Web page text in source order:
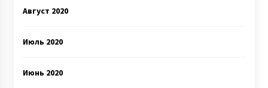
Август 2020
Июль 2020
Июнь 2020